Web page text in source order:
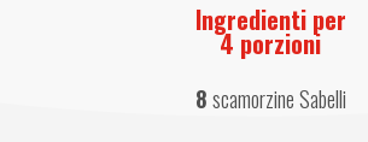
Ingredienti per
4 porzioni
8 scamorzine Sabelli